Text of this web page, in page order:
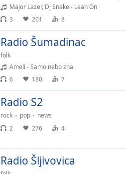
Major Lazer, Dj Snake - Lean On
3
201 8
Radio Šumadinac
folk
Ameli - Samo nebo zna
6
180 7
Radio S2
rock pop
news
2
276 4
Radio Šljivovica